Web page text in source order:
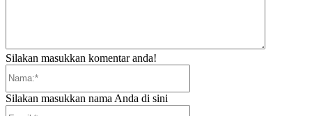
Silakan masukkan komentar anda!
Silakan masukkan nama Anda di sini